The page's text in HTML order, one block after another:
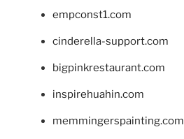
empconst1.com
cinderella-support.com
bigpinkrestaurant.com
inspirehuahin.com
memmingerspainting.com